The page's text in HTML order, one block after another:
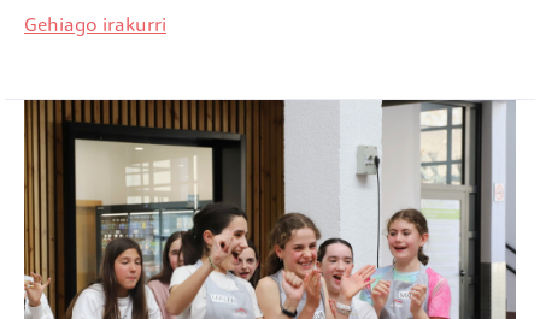
Gehiago irakurri
Irudia